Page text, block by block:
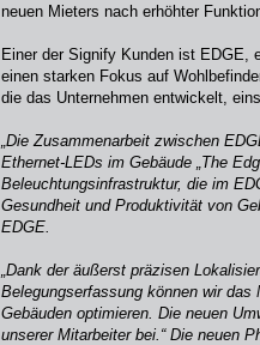
neuen Mieters nach erhöhter
Einer der Signify Kunden ist EDGE,
einen starken Fokus auf
die das Unternehmen entwickelt,
„Die Zusammenarbeit zwischen
Ethernet-LEDs im Gebäude „The
Beleuchtungsinfrastruktur, die im
Gesundheit und Produktivität von
EDGE.
„Dank der äußerst präzisen
Belegungserfassung können wir
Gebäuden optimieren. Die neuen
unserer Mitarbeiter bei.“ Die neuen